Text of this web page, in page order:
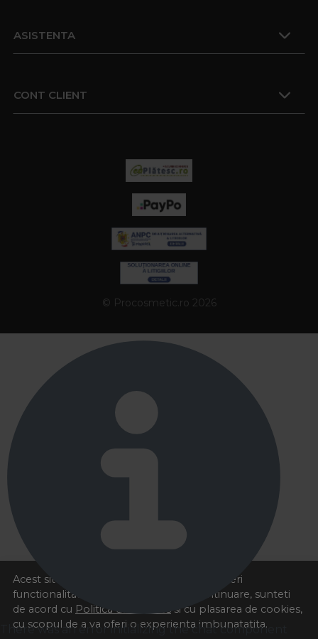
Acest site foloseste cookies pentru a va oferi
functionalitatea dorita. Navigand in continuare, sunteti
de acord cu Politica de cookies si cu plasarea de cookies,
cu scopul de a va oferi o experienta imbunatatita.
ASISTENTA
CONT CLIENT
© Procosmetic.ro 2026
There was an error initializing the chat component